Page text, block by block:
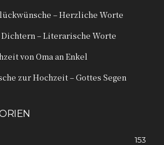
– Herzliche Worte
– Literarische Worte
von Oma an Enkel
zur Hochzeit – Gottes Segen
153